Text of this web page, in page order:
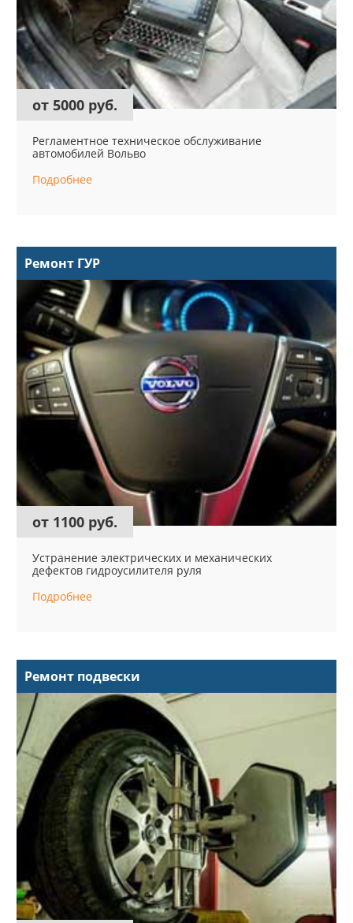
от 5000 руб.
Регламентное техническое обслуживание
автомобилей Вольво
Подробнее
Ремонт ГУР
от 1100 руб.
Устранение электрических и механических
дефектов гидроусилителя руля
Подробнее
Ремонт подвески